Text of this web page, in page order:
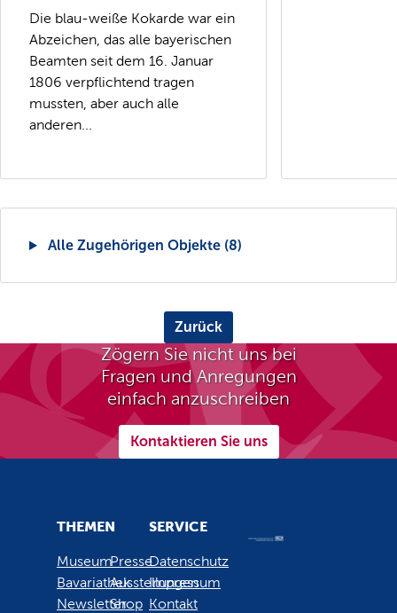
Die blau-weiße Kokarde war ein
Abzeichen, das alle bayerischen
Beamten seit dem 16. Januar
1806 verpflichtend tragen
mussten, aber auch alle
anderen...
Alle Zugehörigen Objekte (8)
Zurück
Zögern Sie nicht uns bei
Fragen und Anregungen
einfach anzuschreiben
Kontaktieren Sie uns
THEMEN
Museum
Bavariathek
Newsletter
Presse
Ausstellungen
Shop
SERVICE
Datenschutz
Impressum
Kontakt